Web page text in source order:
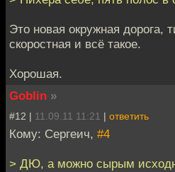
Это новая окружная дорога,
скоростная и всё такое.
Хорошая.
Goblin »
#12 | 11.09.11 11:21 | ответить
Кому: Сергеич, #4
> ДЮ, а можно сырым